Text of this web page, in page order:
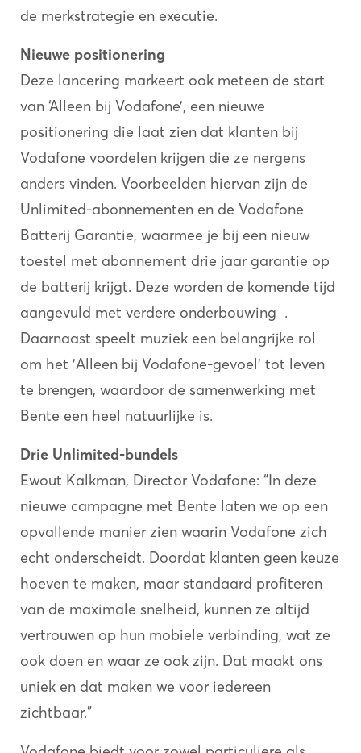
de merkstrategie en executie.
Nieuwe positionering
Deze lancering markeert ook meteen de start
van ‘Alleen bij Vodafone’, een nieuwe
positionering die laat zien dat klanten bij
Vodafone voordelen krijgen die ze nergens
anders vinden. Voorbeelden hiervan zijn de
Unlimited-abonnementen en de Vodafone
Batterij Garantie, waarmee je bij een nieuw
toestel met abonnement drie jaar garantie op
de batterij krijgt. Deze worden de komende tijd
aangevuld met verdere onderbouwing .
Daarnaast speelt muziek een belangrijke rol
om het 'Alleen bij Vodafone-gevoel' tot leven
te brengen, waardoor de samenwerking met
Bente een heel natuurlijke is.
Drie Unlimited-bundels
Ewout Kalkman, Director Vodafone: “In deze
nieuwe campagne met Bente laten we op een
opvallende manier zien waarin Vodafone zich
echt onderscheidt. Doordat klanten geen keuze
hoeven te maken, maar standaard profiteren
van de maximale snelheid, kunnen ze altijd
vertrouwen op hun mobiele verbinding, wat ze
ook doen en waar ze ook zijn. Dat maakt ons
uniek en dat maken we voor iedereen
zichtbaar.”